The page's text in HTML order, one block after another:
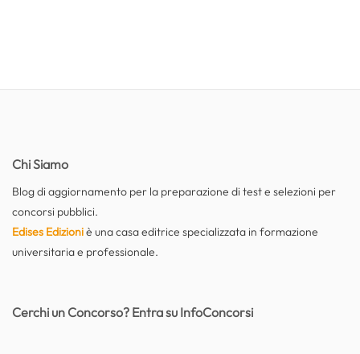
Chi Siamo
Blog di aggiornamento per la preparazione di test e selezioni per
concorsi pubblici.
Edises Edizioniè una casa editrice specializzata in formazione
universitaria e professionale.
Cerchi un Concorso? Entra su InfoConcorsi